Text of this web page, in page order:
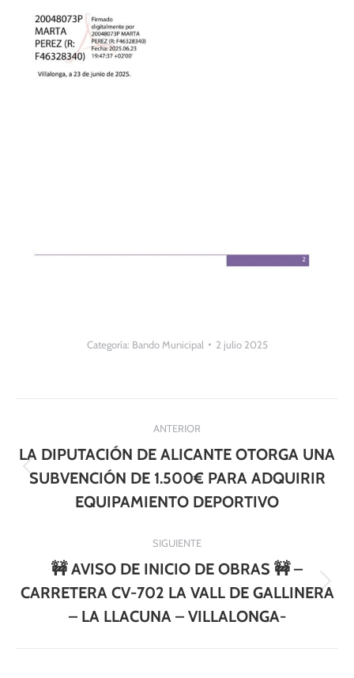
Categoría: Bando Municipal 2 julio 2025
entre
publicaciones
ANTERIOR
Publicación
anterior:
LA DIPUTACIÓN DE ALICANTE OTORGA UNA
SUBVENCIÓN DE 1.500€ PARA ADQUIRIR
EQUIPAMIENTO DEPORTIVO
SIGUIENTE
Publicación
siguiente:
🚧 AVISO DE INICIO DE OBRAS 🚧 –
CARRETERA CV-702 LA VALL DE GALLINERA
– LA LLACUNA – VILLALONGA-